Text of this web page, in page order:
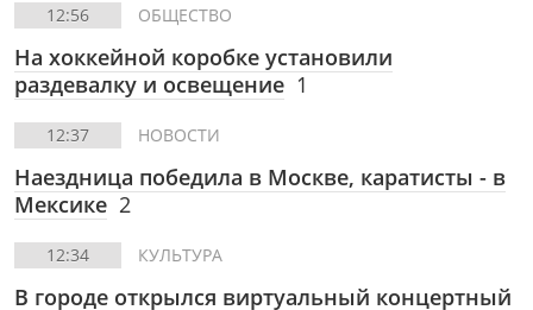
12:56 ОБЩЕСТВО
На хоккейной коробке установили
раздевалку и освещение 1
12:37 НОВОСТИ
Наездница победила в Москве, каратисты - в
Мексике 2
12:34 КУЛЬТУРА
В городе открылся виртуальный концертный